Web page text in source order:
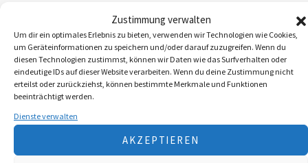
Zustimmung verwalten
Um dir ein optimales Erlebnis zu bieten, verwenden wir Technologien wie Cookies,
um Geräteinformationen zu speichern und/oder darauf zuzugreifen. Wenn du
diesen Technologien zustimmst, können wir Daten wie das Surfverhalten oder
eindeutige IDs auf dieser Website verarbeiten. Wenn du deine Zustimmung nicht
erteilst oder zurückziehst, können bestimmte Merkmale und Funktionen
beeinträchtigt werden.
Dienste verwalten
AKZEPTIEREN
Neueste Beiträge
Die Landy-Retter
Myxomatose beim Feldhasen